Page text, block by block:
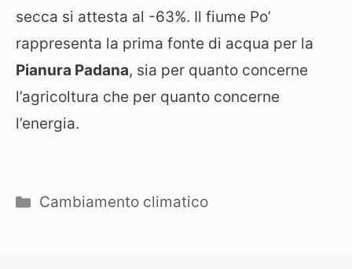
secca si attesta al -63%. Il fiume Po’
rappresenta la prima fonte di acqua per la
Pianura Padana, sia per quanto concerne
l’agricoltura che per quanto concerne
l’energia.
Categorie
Cambiamento climatico